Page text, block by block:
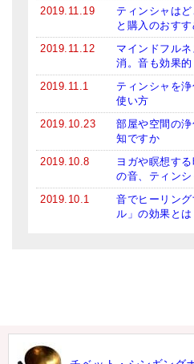
2019.11.19
ティンシャは
と購入のおす
2019.11.12
マインドフル
消。音も効果的
2019.11.1
ティンシャを
使い方
2019.10.23
部屋や空間の
知ですか
2019.10.8
ヨガや瞑想す
の音、ティンシ
2019.10.1
音でヒーリン
ル」の効果とは